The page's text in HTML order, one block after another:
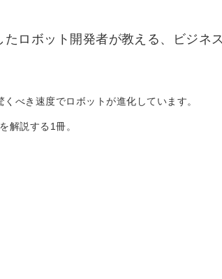
ロボット開発者が教える、ビジネ
べき速度でロボットが進化しています。
解説する1冊。